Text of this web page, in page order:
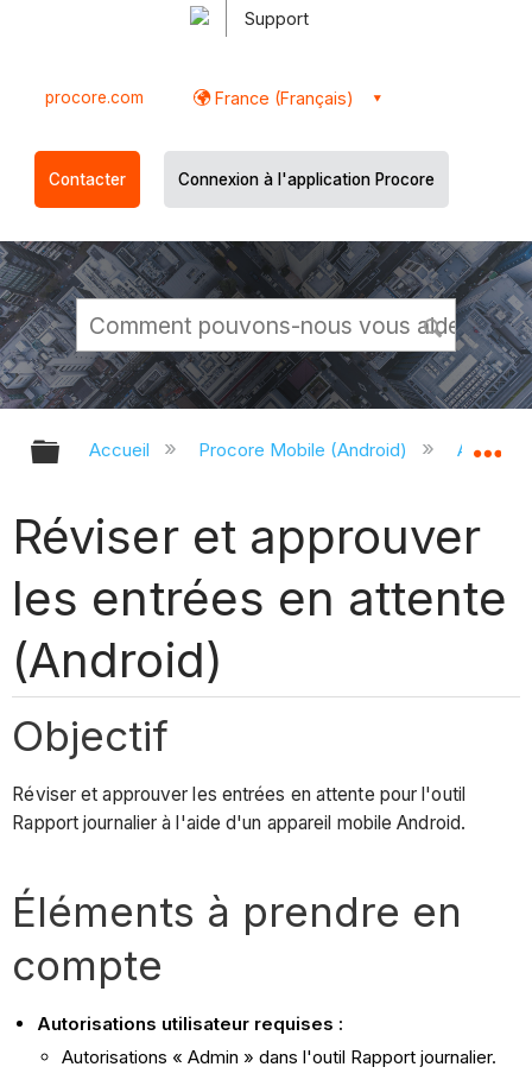
Support
procore.com France (Français)
Contacter Connexion à l'application Procore
Développer/réduire la hiérarchie
Accueil Procore Mobile (Android)
Réviser et approuver
les entrées en attente
(Android)
Objectif
Réviser et approuver les entrées en attente pour l'outil
Rapport journalier à l'aide d'un appareil mobile Android.
Éléments à prendre en
compte
Autorisations utilisateur requises :
Autorisations « Admin » dans l'outil Rapport journalier.